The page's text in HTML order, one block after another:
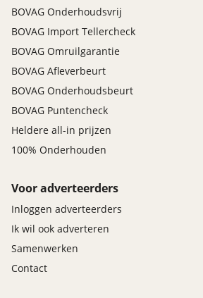
BOVAG Onderhoudsvrij
BOVAG Import Tellercheck
BOVAG Omruilgarantie
BOVAG Afleverbeurt
BOVAG Onderhoudsbeurt
BOVAG Puntencheck
Heldere all-in prijzen
100% Onderhouden
Voor adverteerders
Inloggen adverteerders
Ik wil ook adverteren
Samenwerken
Contact